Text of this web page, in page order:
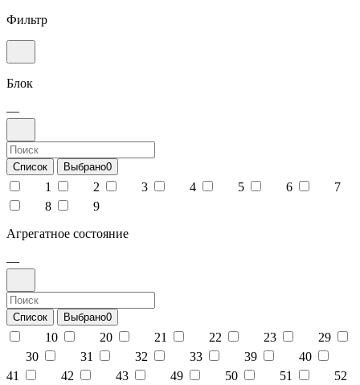
Фильтр
Блок
—
Список Выбрано0
1 2 3 4 5 6
7
8
9
Агрегатное состояние
—
Список Выбрано0
10 20 21 22 23
29
30
31 32 33 39
40
41
42 43 49 50 51 52